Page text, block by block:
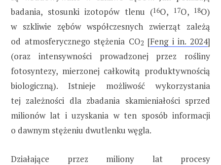
badania, stosunki izotopów tlenu (16O, 17O, 18O)
w szkliwie zębów współczesnych zwierząt zależą
od atmosferycznego stężenia CO2 [Feng i in. 2024]
(oraz intensywności prowadzonej przez rośliny
fotosyntezy, mierzonej całkowitą produktywnością
biologiczną). Istnieje możliwość wykorzystania
tej zależności dla zbadania skamieniałości sprzed
milionów lat i uzyskania w ten sposób informacji
o dawnym stężeniu dwutlenku węgla.
Działające przez miliony lat procesy